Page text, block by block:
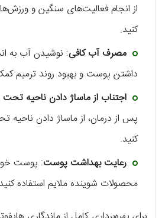
از انجام فعالیت‌های سنگین و
کنید.
مصرف آب کافی: نوشیدن آب به
داشتن پوست و بهبود روند ترمیم
اجتناب از ماساژ دادن ناحیه تحت
پس از درمان، از ماساژ دادن ناحیه
کنید.
رعایت بهداشت پوست: پوست خود
محصولات شوینده ملایم استفاده